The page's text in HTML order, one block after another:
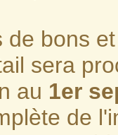
de bons
sera
au 1er
de